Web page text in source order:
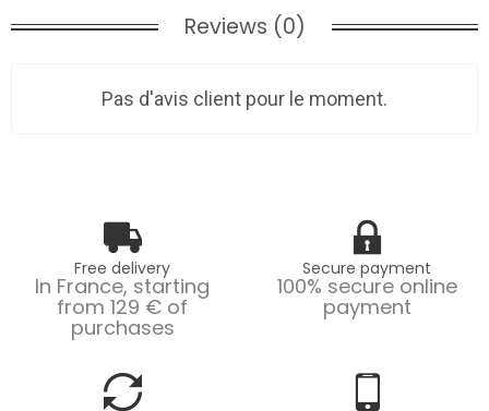
Reviews (0)
Pas d'avis client pour le moment.
Free delivery
In France, starting
from 129 € of
purchases
Secure payment
100% secure online
payment